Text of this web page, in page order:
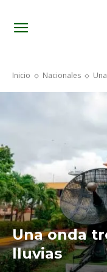
Inicio Nacionales
Una onda
lluvias